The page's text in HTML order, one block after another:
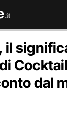
il
dal